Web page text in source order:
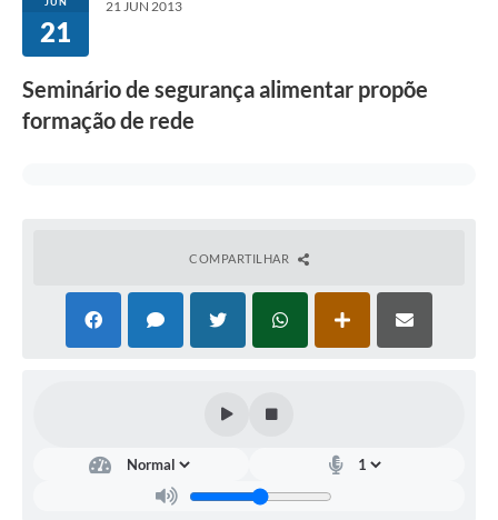
21
21 JUN 2013
Seminário de segurança alimentar propõe
formação de rede
COMPARTILHAR